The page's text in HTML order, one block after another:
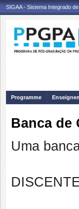
SIGAA - Sistema Integrado
Programme
Banca de
Uma